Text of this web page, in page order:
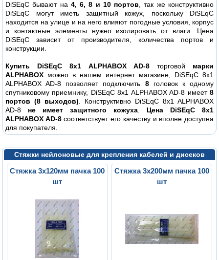
DiSEqC бывают на 4, 6, 8 и 10 портов, так же конструктивно
DiSEqC могут иметь защитный кожух, поскольку DiSEqC
находится на улице и на него влияют погодные условия, корпус
и контактные элементы нужно изолировать от влаги. Цена
DiSEqC зависит от производителя, количества портов и
конструкции.
Купить DiSEqC 8x1 ALPHABOX AD-8торговой марки
ALPHABOX можно в нашем интернет магазине, DiSEqC 8x1
ALPHABOX AD-8 позволяет подключить 8 головок к одному
спутниковому приемнику, DiSEqC 8x1 ALPHABOX AD-8 имеет8
портов (8 выходов). Конструктивно DiSEqC 8x1 ALPHABOX
AD-8 не имеет защитного кожуха. Цена DiSEqC 8x1
ALPHABOX AD-8соответствует его качеству и вполне доступна
для покупателя.
Стяжки нейлоновые для крепления кабелей и дисеков
Стяжка 3х120мм пачка 100
шт
Стяжка 3х200мм пачка 100
шт